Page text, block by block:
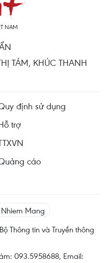
NAM
TÁM, KHÚC THANH
định sử dụng
trợ
cáo
Thông tin và Truyền thông
093.5958688, Email: